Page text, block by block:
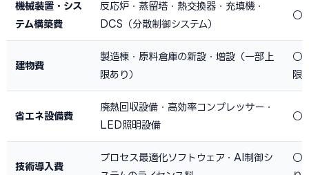
機械装置・シス
テム構築費
反応炉・蒸留塔・熱交換器・充填機・
DCS（分散制御システム）
○
建物費
製造棟・原料倉庫の新設・増設（一部上
限あり）
○
限
省エネ設備費
廃熱回収設備・高効率コンプレッサー・
LED照明設備
○
技術導入費
プロセス最適化ソフトウェア・AI制御シ
○